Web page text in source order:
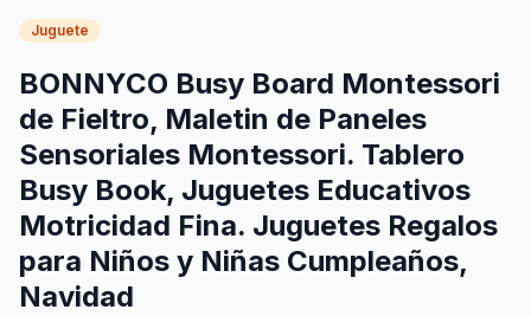
Juguete
BONNYCO Busy Board Montessori
de Fieltro, Maletin de Paneles
Sensoriales Montessori. Tablero
Busy Book, Juguetes Educativos
Motricidad Fina. Juguetes Regalos
para Niños y Niñas Cumpleaños,
Navidad